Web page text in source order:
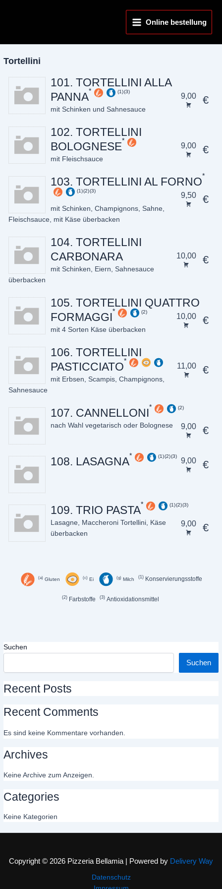
Main
MenuOnline bestellung
Tortellini
101. TORTELLINI ALLA
PANNA
1 3 9,00 €
mit Schinken und Sahnesauce
102. TORTELLINI
BOLOGNESE
9,00 €
mit Fleischsauce
103. TORTELLINI AL FORNO
1 2 3 9,50 €
mit Schinken, Champignons, Sahne,
Fleischsauce, mit Käse überbacken
104. TORTELLINI
CARBONARA
10,00 €
mit Schinken, Eiern, Sahnesauce
überbacken
105. TORTELLINI QUATTRO
FORMAGGI
2 10,00 €
mit 4 Sorten Käse überbacken
106. TORTELLINI
PASTICCIATO
11,00 €
mit Erbsen, Scampis, Champignons,
Sahnesauce
107. CANNELLONI 2
9,00 €
nach Wahl vegetarisch oder Bolognese
108. LASAGNA 1 2 3 9,00 €
109. TRIO PASTA 1 2 3
9,00 €
Lasagne, Maccheroni Tortellini, Käse
überbacken
a Gluten c Ei g Milch 1 Konservierungsstoffe
2 Farbstoffe 3 Antioxidationsmittel
Suchen
Suchen
Recent Posts
Recent Comments
Es sind keine Kommentare vorhanden.
Archives
Keine Archive zum Anzeigen.
Categories
Keine Kategorien
Copyright © 2026 Pizzeria Bellamia | Powered by Delivery Way
Datenschutz